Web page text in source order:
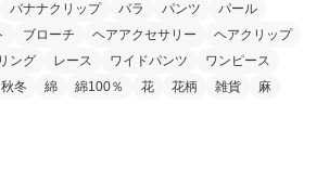
バナナクリップ バラ パンツ
パール
ブローチ ヘアアクセサリー
ヘアクリップ
リング レース ワイドパンツ
ワンピース
秋冬 綿 綿100％ 花 花柄 雑貨
麻